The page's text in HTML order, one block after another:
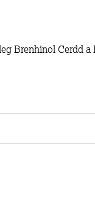
Brenhinol Cerdd